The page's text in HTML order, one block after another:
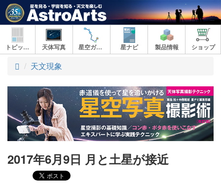
トピックス 天体写真 星空ガイド 星ナビ 製品情報 ショップ
ト
プ
天文現象
2017年6月9日 月と土星が接近